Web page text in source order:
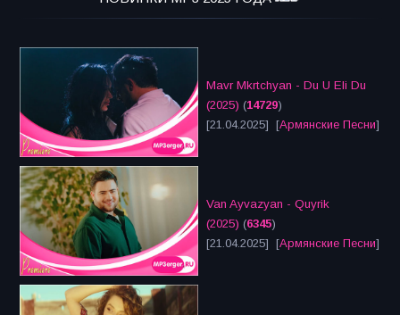
Mavr Mkrtchyan - Du U Eli Du
(2025) (14729)
[21.04.2025] [Армянские Песни]
Van Ayvazyan - Quyrik
(2025) (6345)
[21.04.2025] [Армянские Песни]